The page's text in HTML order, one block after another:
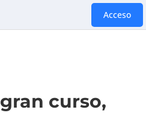
Acceso
curso,